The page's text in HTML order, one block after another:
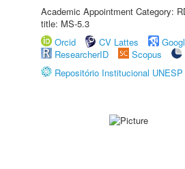
Academic Appointment Category:
title: MS-5.3
Orcid
CV Lattes
ResearcherID
Scopus
Repositório Institucional UNESP